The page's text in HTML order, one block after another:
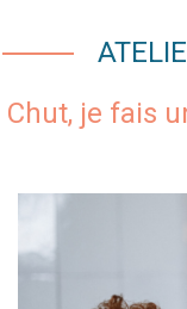
Chut, je fais